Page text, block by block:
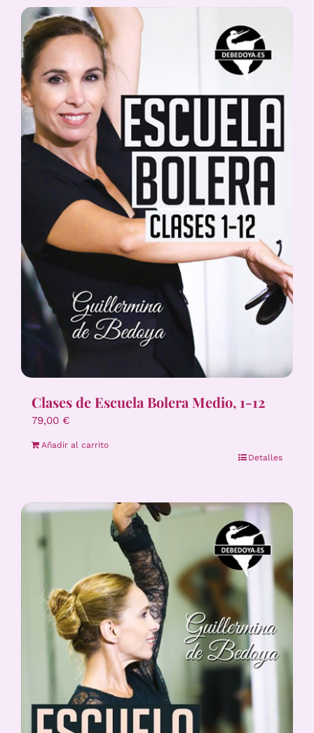
Clases de Escuela Bolera Medio, 1-12
79,00 €
Añadir al carrito
Detalles